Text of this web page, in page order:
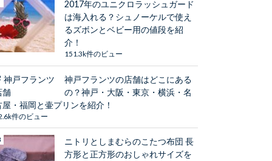
2017年のユニクロラッシュガード
は海入れる？シュノーケルで使え
るズボンとベビー用の値段を紹
介！
151.3k件のビュー
神戸フランツの店舗はどこにある
の？神戸・大阪・東京・横浜・名
屋・福岡と壷プリンを紹介！
件のビュー
ニトリとしまむらのこたつ布団 長
方形と正方形のおしゃれサイズを